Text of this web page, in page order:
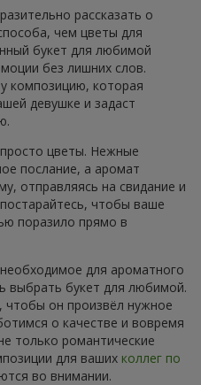
рассказать о
чем цветы для
букет для любимой
без лишних слов.
композицию, которая
девушке и задаст
цветы. Нежные
послание, а аромат
отправляясь на свидание и
чтобы ваше
поразило прямо в
для ароматного
выбрать букет для любимой.
он произвёл нужное
о качестве и вовремя
только романтические
для ваших коллег по
во внимании.